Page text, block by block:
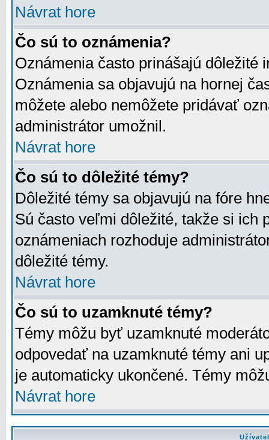
Návrat hore
Čo sú to oznámenia?
Oznámenia často prinášajú dôležité
Oznámenia sa objavujú na hornej
môžete alebo nemôžete pridávať
administrátor umožnil.
Návrat hore
Čo sú to dôležité témy?
Dôležité témy sa objavujú na fóre
Sú často veľmi dôležité, takže si ich
oznámeniach rozhoduje
dôležité témy.
Návrat hore
Čo sú to uzamknuté témy?
Témy môžu byť uzamknuté
odpovedať na uzamknuté témy ani
je automaticky ukončené. Témy
Návrat hore